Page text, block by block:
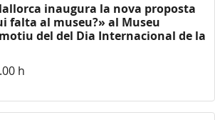
inaugura la nova proposta
falta al museu?» al Museu
del del Dia Internacional de la
h